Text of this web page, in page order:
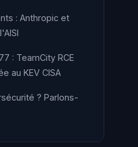
: Anthropic et
: TeamCity RCE
au KEV CISA
? Parlons-